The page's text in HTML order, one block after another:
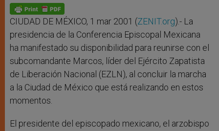
p
p
g
e
r
o
k
CIUDAD DE MÉXICO, 1 mar 2001 (ZENIT.org).- La
presidencia de la Conferencia Episcopal Mexicana
ha manifestado su disponibilidad para reunirse con el
subcomandante Marcos, líder del Ejército Zapatista
de Liberación Nacional (EZLN), al concluir la marcha
a la Ciudad de México que está realizando en estos
momentos.
El presidente del episcopado mexicano, el arzobispo